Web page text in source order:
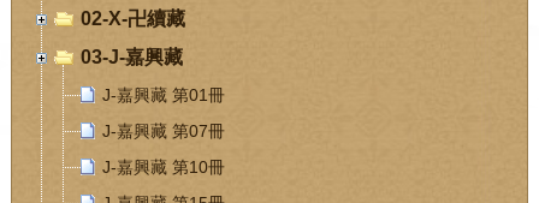
02-X-卍續藏
03-J-嘉興藏
J-嘉興藏 第01冊
J-嘉興藏 第07冊
J-嘉興藏 第10冊